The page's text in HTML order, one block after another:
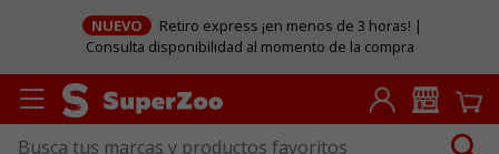
NUEVO
Retiro express ¡en menos de 3 horas! |
Consulta disponibilidad al momento de la compra